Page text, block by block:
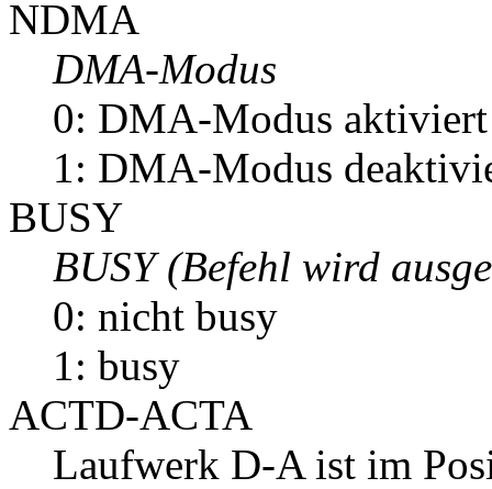
NDMA
DMA-Modus
0: DMA-Modus aktiviert
1: DMA-Modus
BUSY
BUSY (Befehl wird
0: nicht busy
1: busy
ACTD-ACTA
Laufwerk D-A ist im